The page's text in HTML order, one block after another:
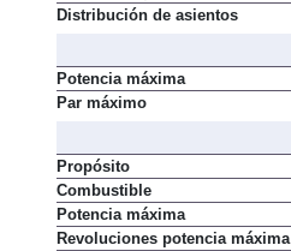
Distribución de asientos
Potencia máxima
Par máximo
Propósito
Combustible
Potencia máxima
Revoluciones potencia máxima